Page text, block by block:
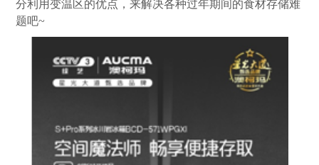
分利用变温区的优点，来解决各种过年期间的食材存储难
题吧~